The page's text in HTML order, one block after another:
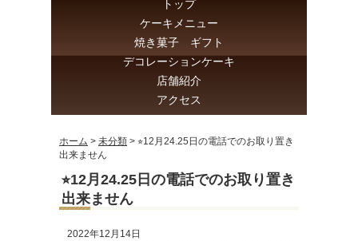
トップ
ケーキメニュー
焼き菓子 ギフト
デコレーションケーキ
店舗紹介
アクセス
ホーム > 未分類 > ⭐︎12月24.25日の電話でのお取り置き
出来ません
⭐︎12月24.25日の電話でのお取り置き
出来ません
2022年12月14日